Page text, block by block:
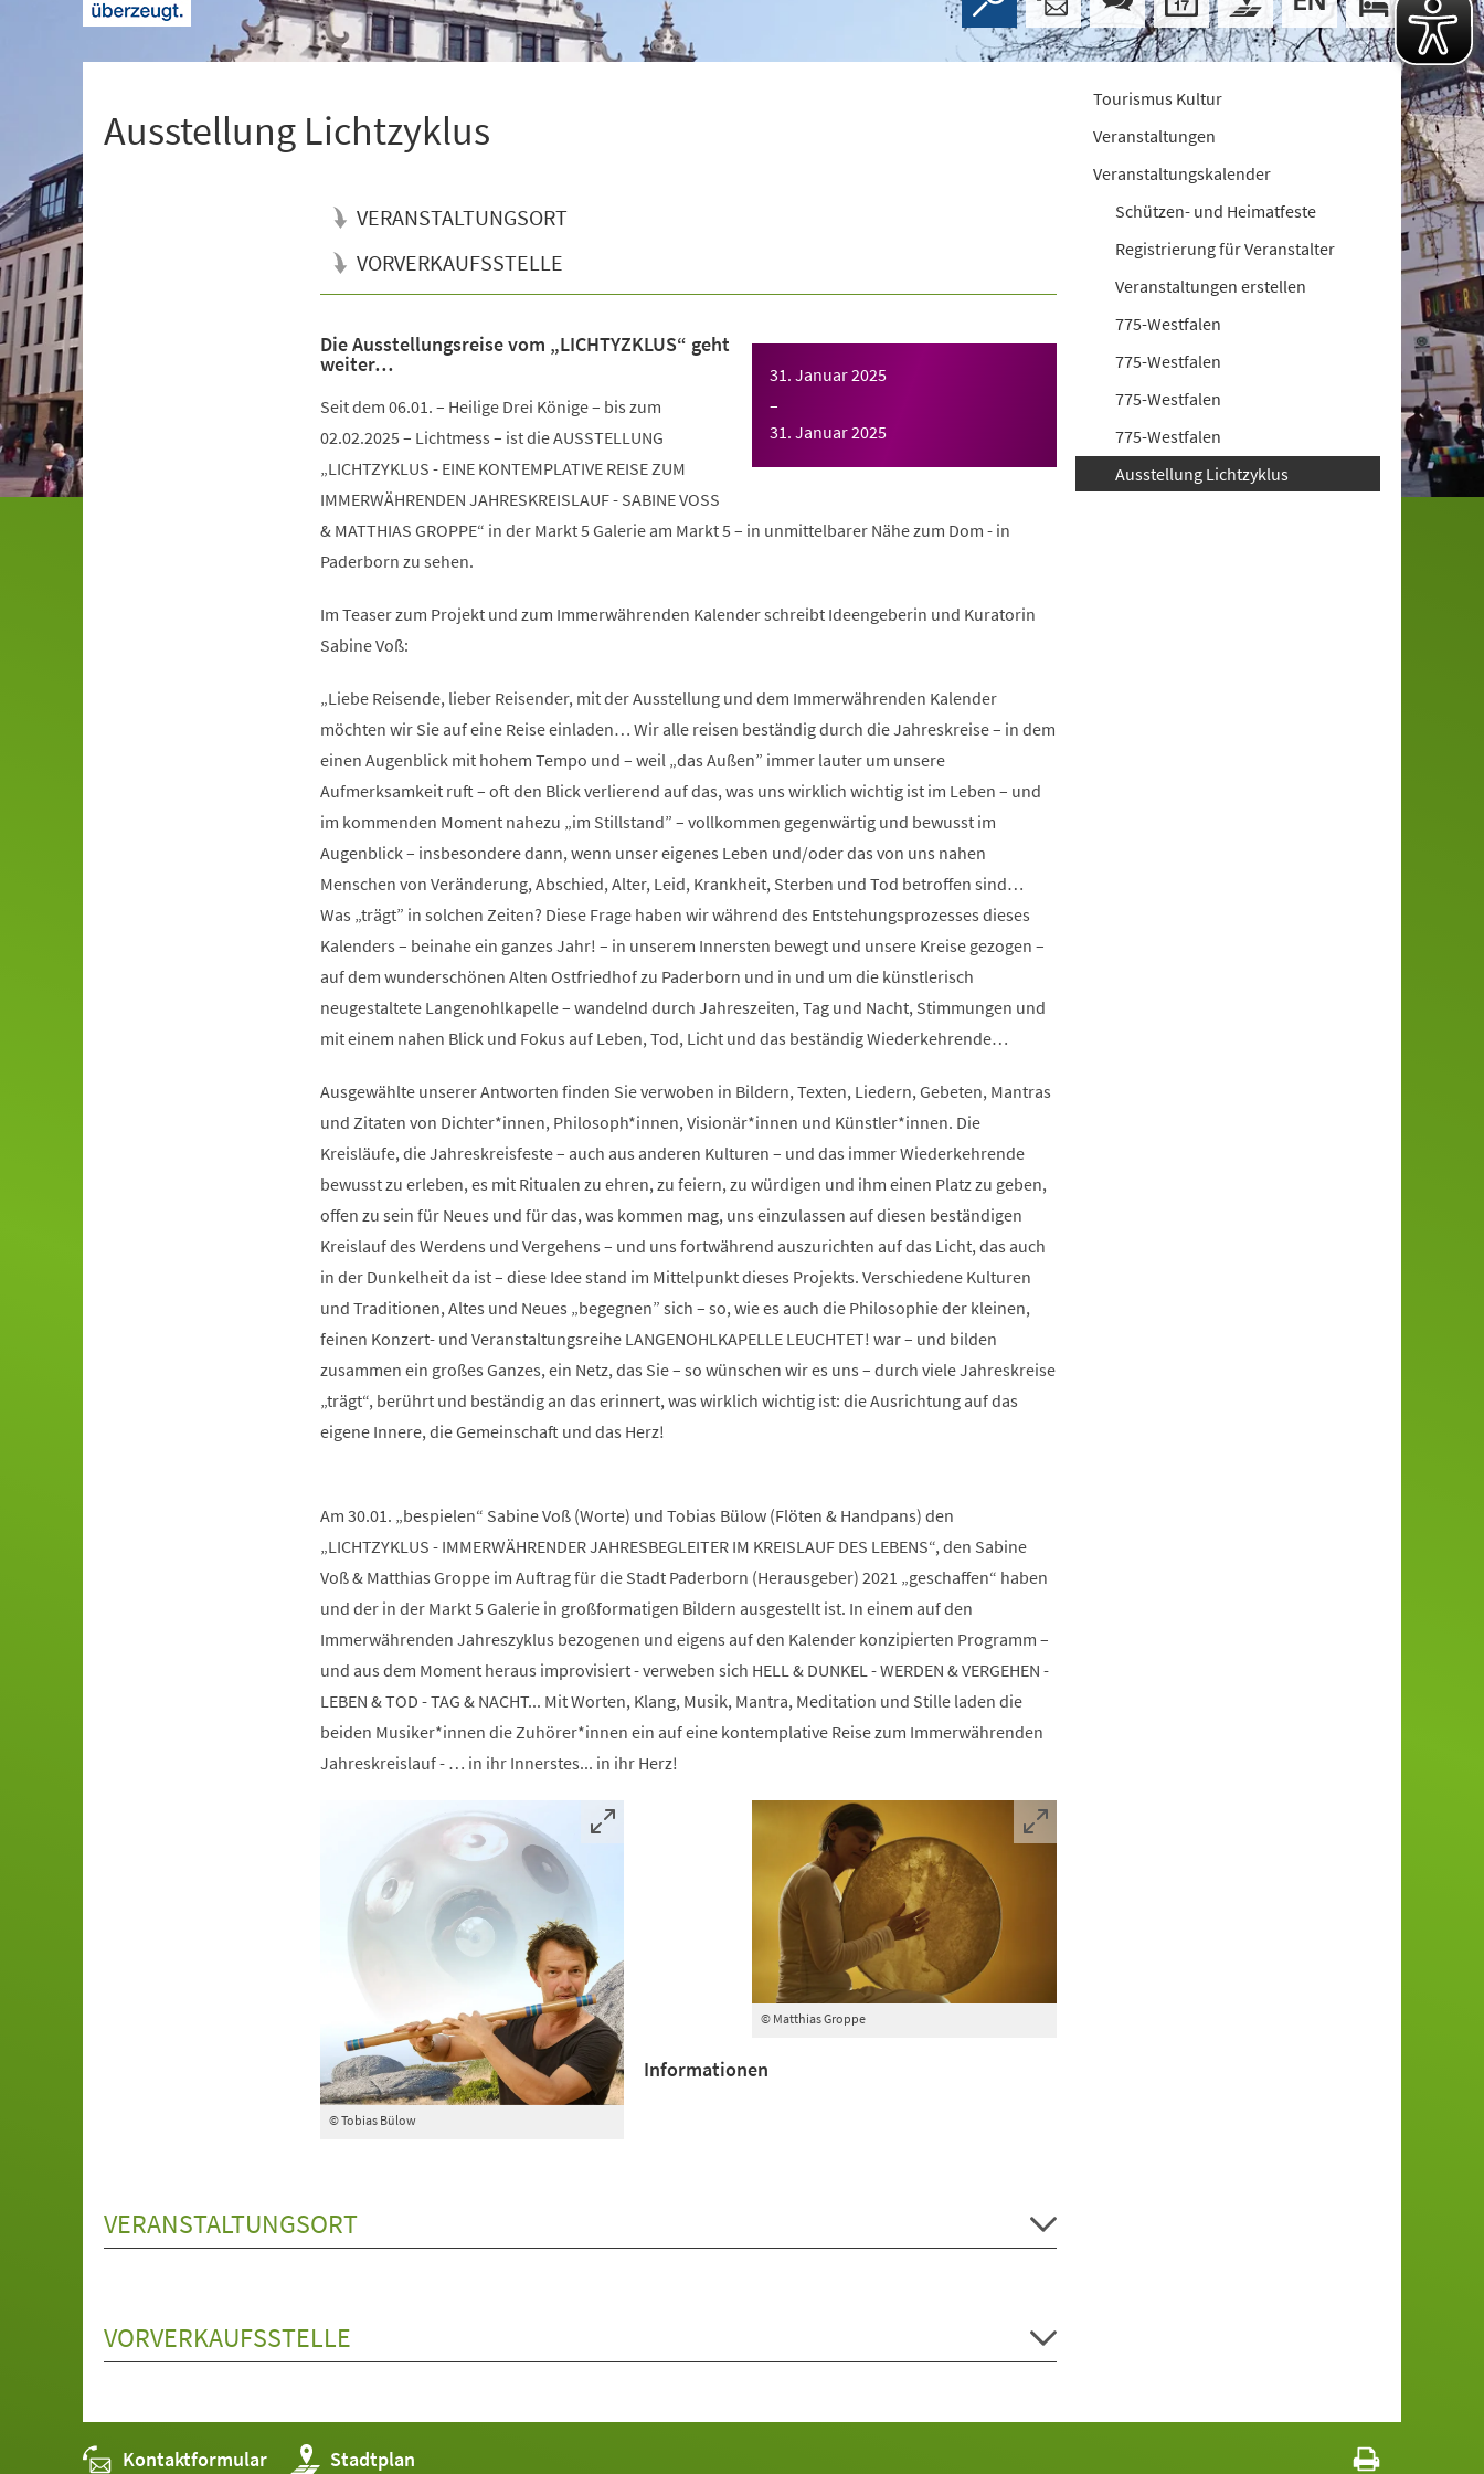
Ausstellung Lichtzyklus
VERANSTALTUNGSORT
VORVERKAUFSSTELLE
31. Januar 2025
–
31. Januar 2025
Die Ausstellungsreise vom „LICHTYZKLUS“ geht
weiter…
Seit dem 06.01. – Heilige Drei Könige – bis zum
02.02.2025 – Lichtmess – ist die AUSSTELLUNG
„LICHTZYKLUS - EINE KONTEMPLATIVE REISE ZUM
IMMERWÄHRENDEN JAHRESKREISLAUF - SABINE VOSS
& MATTHIAS GROPPE“ in der Markt 5 Galerie am Markt 5 – in unmittelbarer Nähe zum Dom - in
Paderborn zu sehen.
Im Teaser zum Projekt und zum Immerwährenden Kalender schreibt Ideengeberin und Kuratorin
Sabine Voß:
„Liebe Reisende, lieber Reisender, mit der Ausstellung und dem Immerwährenden Kalender
möchten wir Sie auf eine Reise einladen… Wir alle reisen beständig durch die Jahreskreise – in dem
einen Augenblick mit hohem Tempo und – weil „das Außen” immer lauter um unsere
Aufmerksamkeit ruft – oft den Blick verlierend auf das, was uns wirklich wichtig ist im Leben – und
im kommenden Moment nahezu „im Stillstand” – vollkommen gegenwärtig und bewusst im
Augenblick – ins­besondere dann, wenn unser eigenes Leben und/oder das von uns nahen
Menschen von Veränderung, Abschied, Alter, Leid, Krankheit, Sterben und Tod betroffen sind…
Was „trägt” in solchen Zeiten? Diese Frage haben wir während des Entstehungsprozesses dieses
Kalenders – beinahe ein ganzes Jahr! – in unserem Innersten bewegt und unsere Kreise gezogen –
auf dem wunderschönen Alten Ostfriedhof zu Paderborn und in und um die künstlerisch
neugestaltete Langenohlkapelle – wandelnd durch Jahreszeiten, Tag und Nacht, Stimmungen und
mit einem nahen Blick und Fokus auf Leben, Tod, Licht und das beständig Wiederkehrende…
Ausgewählte unserer Antworten finden Sie verwoben in Bildern, Texten, Liedern, Gebeten, Mantras
und Zitaten von Dichter*innen, Philosoph*innen, Visionär*innen und Künstler*innen. Die
Kreisläufe, die Jahreskreisfeste – auch aus anderen Kulturen – und das immer Wiederkehrende
bewusst zu erleben, es mit Ritualen zu ehren, zu feiern, zu würdigen und ihm einen Platz zu geben,
offen zu sein für Neues und für das, was kommen mag, uns einzulassen auf diesen beständigen
Kreislauf des Werdens und Vergehens – und uns fortwährend auszurichten auf das Licht, das auch
in der Dunkelheit da ist – diese Idee stand im Mittelpunkt dieses Projekts. Verschiedene Kulturen
und Traditionen, Altes und Neues „begegnen” sich – so, wie es auch die Philosophie der kleinen,
feinen Konzert- und Veranstaltungsreihe LANGENOHLKAPELLE LEUCHTET! war – und bilden
zusammen ein großes Ganzes, ein Netz, das Sie – so wünschen wir es uns – durch viele Jahreskreise
„trägt“, berührt und beständig an das erinnert, was wirklich wichtig ist: die Ausrichtung auf das
eigene Innere, die Gemeinschaft und das Herz!
Am 30.01. „bespielen“ Sabine Voß (Worte) und Tobias Bülow (Flöten & Handpans) den
„LICHTZYKLUS - IMMERWÄHRENDER JAHRESBEGLEITER IM KREISLAUF DES LEBENS“, den Sabine
Voß & Matthias Groppe im Auftrag für die Stadt Paderborn (Herausgeber) 2021 „geschaffen“ haben
und der in der Markt 5 Galerie in großformatigen Bildern ausgestellt ist. In einem auf den
Immerwährenden Jahreszyklus bezogenen und eigens auf den Kalender konzipierten Programm –
und aus dem Moment heraus improvisiert - verweben sich HELL & DUNKEL - WERDEN & VERGEHEN -
LEBEN & TOD - TAG & NACHT... Mit Worten, Klang, Musik, Mantra, Meditation und Stille laden die
beiden Musiker*innen die Zuhörer*innen ein auf eine kontemplative Reise zum Immerwährenden
Jahreskreislauf - … in ihr Innerstes... in ihr Herz!
© Tobias Bülow
© Matthias Groppe
Informationen
VERANSTALTUNGSORT
VORVERKAUFSSTELLE
Tourismus Kultur
Veranstaltungen
Veranstaltungskalender
Schützen- und Heimatfeste
Registrierung für Veranstalter
Veranstaltungen erstellen
775-Westfalen
775-Westfalen
775-Westfalen
775-Westfalen
Ausstellung Lichtzyklus
Kontaktformular Stadtplan
(Öffnet